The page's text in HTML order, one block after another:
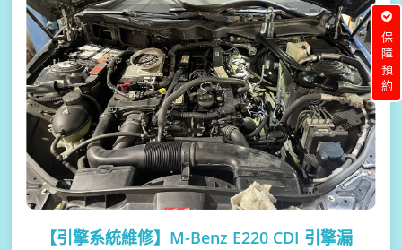
【引擎系統維修】 M-Benz E220 CDI 引擎漏
保障預約